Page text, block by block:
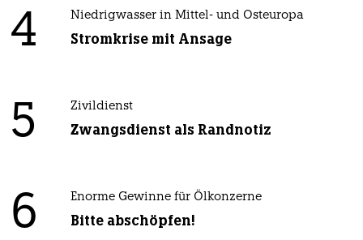
4 Niedrigwasser in Mittel- und Osteuropa
Stromkrise mit Ansage
5 Zivildienst
Zwangsdienst als Randnotiz
6 Enorme Gewinne für Ölkonzerne
Bitte abschöpfen!